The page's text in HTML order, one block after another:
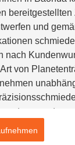
bereitgestellten
und
nach
von
wodurch die
Darüber hinaus